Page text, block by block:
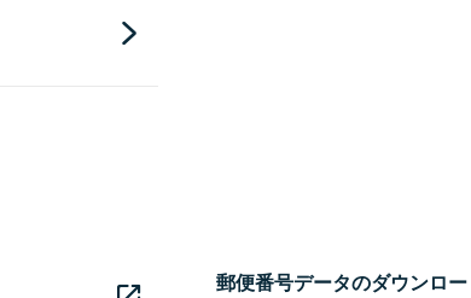
郵便番号データのダウンロ